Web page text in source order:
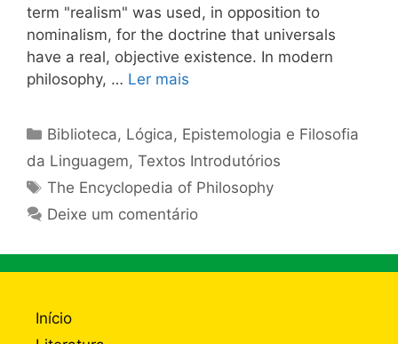
term "realism" was used, in opposition to
nominalism, for the doctrine that universals
have a real, objective existence. In modern
philosophy, … Ler mais
Categorias
Biblioteca, Lógica, Epistemologia e Filosofia
da Linguagem, Textos Introdutórios
Tags
The Encyclopedia of Philosophy
Deixe um comentário
Início